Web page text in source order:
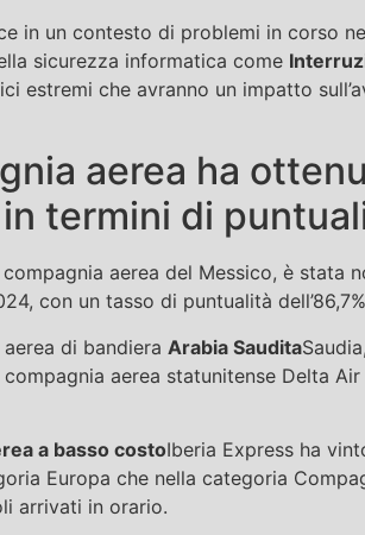
in un contesto di problemi in corso
sicurezza informatica come
estremi che avranno un impatto
aerea ha
termini di
aerea del Messico, è stata
con un tasso di puntualità
di bandiera Arabia Saudita
compagnia aerea statunitense Delta
a basso costoIberia Express ha
Europa che nella categoria
arrivati ​​in orario.